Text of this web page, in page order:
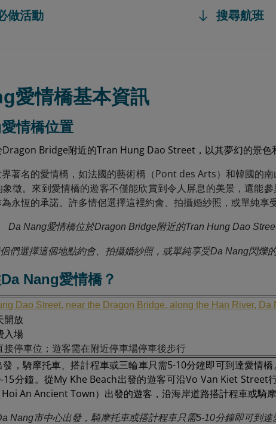
做活動 搜尋航班
愛情橋基本資訊
情橋位置
Bridge附近的Tran Hung Dao Street，以其夢幻的景色
著名的愛情橋，如法國的藝術橋（Pont des Arts）和韓國的
徵。來到愛情橋的遊客不僅能欣賞到令人屏息的美景，還能
永恆的承諾。許多情侶選擇這裡約會、拍攝婚紗照，或單純享
Da Nang愛情橋位於Dragon Bridge附近的Tran Hung Dao
們選擇這個地點約會、拍攝婚紗照，或單純享受Da Nang閃爍
Nang愛情橋？
Dao Street, near the Dragon Bridge, along the Han River, Da
開放
入場
接停車位；遊客需在附近停車場停車後步行
，騎摩托車、搭計程車或三輪車只需5-10分鐘即可到達愛情
15分鐘。從My Khe Beach出發的遊客可沿Vo Van Kiet
An Ancient Town）出發的遊客，沿海岸道路搭計程車或騎摩
Nang市中心出發，騎摩托車或搭計程車只需5-10分鐘即可到達